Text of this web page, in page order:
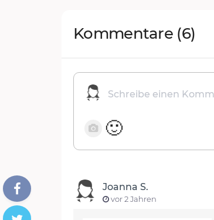
Kommentare (6)
🙂
Joanna S.
vor 2 Jahren